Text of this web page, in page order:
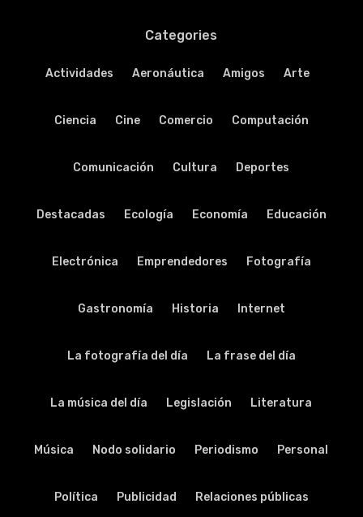
Categories
Actividades Aeronáutica Amigos Arte
Ciencia Cine Comercio Computación
Comunicación Cultura Deportes
Destacadas Ecología Economía Educación
Electrónica Emprendedores Fotografía
Gastronomía Historia Internet
La fotografía del día La frase del día
La música del día Legislación Literatura
Música Nodo solidario Periodismo Personal
Política Publicidad Relaciones públicas